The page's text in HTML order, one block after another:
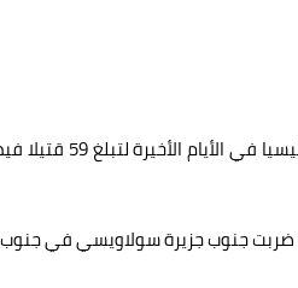
تصاعدت حصيلة ضحايا